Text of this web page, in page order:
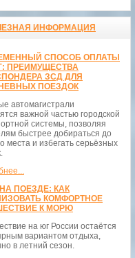
ИНФОРМАЦИЯ
СПОСОБ ОПЛАТЫ
ПРЕИМУЩЕСТВА
ЗСД ДЛЯ
ПОЕЗДОК
автомагистрали
важной частью городской
системы, позволяя
быстрее добираться до
места и избегать серьёзных
ПОЕЗДЕ: КАК
КОМФОРТНОЕ
К МОРЮ
на юг России остаётся
вариантом отдыха,
в летний сезон.